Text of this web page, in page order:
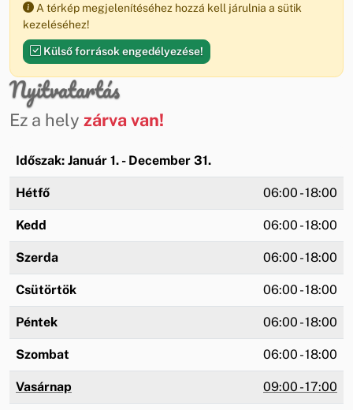
A térkép megjelenítéséhez hozzá kell járulnia a sütik
kezeléséhez!
Külső források engedélyezése!
Nyitvatartás
Ez a hely zárva van!
Időszak: Január 1. - December 31.
Hétfő 06:00 - 18:00
Kedd 06:00 - 18:00
Szerda 06:00 - 18:00
Csütörtök 06:00 - 18:00
Péntek 06:00 - 18:00
Szombat 06:00 - 18:00
Vasárnap 09:00 - 17:00